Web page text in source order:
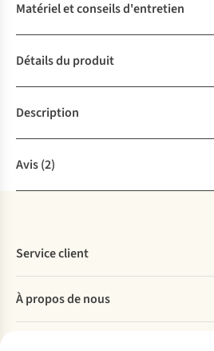
Matériel et conseils d'entretien
Détails du produit
Description
Avis(2)
Service client
Commander
Payer
À propos de nous